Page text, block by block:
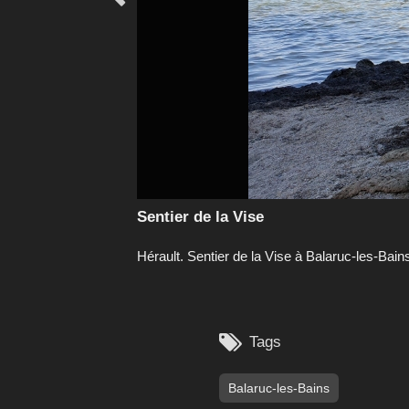
Sentier de la Vise
Hérault. Sentier de la Vise à Balaruc-les-
 Tags
Balaruc-les-Bains